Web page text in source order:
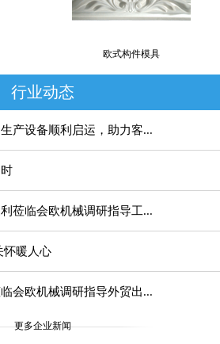
欧式构件模具
行业动态
产设备顺利启运，助力客...
莅临会欧机械调研指导工...
怀暖人心
会欧机械调研指导外贸出...
更多企业新闻